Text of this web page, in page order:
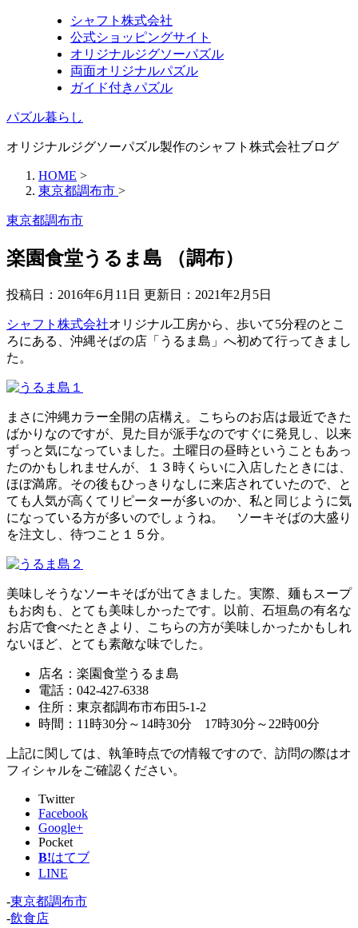
シャフト株式会社
公式ショッピングサイト
オリジナルジグソーパズル
両面オリジナルパズル
ガイド付きパズル
パズル暮らし
オリジナルジグソーパズル製作のシャフト株式会社ブログ
HOME >
東京都調布市 >
東京都調布市
楽園食堂うるま島 （調布）
投稿日：2016年6月11日 更新日： 2021年2月5日
シャフト株式会社オリジナル工房から、歩いて5分程のとこ
ろにある、沖縄そばの店「うるま島」へ初めて行ってきまし
た。
まさに沖縄カラー全開の店構え。こちらのお店は最近できた
ばかりなのですが、見た目が派手なのですぐに発見し、以来
ずっと気になっていました。土曜日の昼時ということもあっ
たのかもしれませんが、１３時くらいに入店したときには、
ほぼ満席。その後もひっきりなしに来店されていたので、と
ても人気が高くてリピーターが多いのか、私と同じように気
になっている方が多いのでしょうね。 ソーキそばの大盛り
を注文し、待つこと１５分。
美味しそうなソーキそばが出てきました。実際、麺もスープ
もお肉も、とても美味しかったです。以前、石垣島の有名な
お店で食べたときより、こちらの方が美味しかったかもしれ
ないほど、とても素敵な味でした。
店名：楽園食堂うるま島
電話：042-427-6338
住所：東京都調布市布田5-1-2
時間：11時30分～14時30分 17時30分～22時00分
上記に関しては、執筆時点での情報ですので、訪問の際はオ
フィシャルをご確認ください。
Twitter
Facebook
Google+
Pocket
B!はてブ
LINE
-東京都調布市
-飲食店